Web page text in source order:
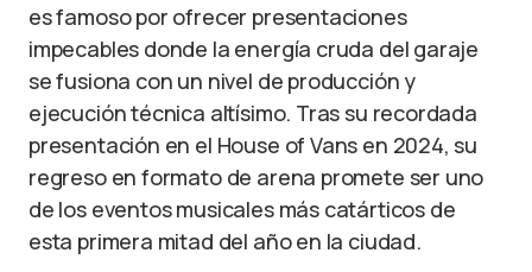
es famoso por ofrecer presentaciones
impecables donde la energía cruda del garaje
se fusiona con un nivel de producción y
ejecución técnica altísimo. Tras su recordada
presentación en el House of Vans en 2024, su
regreso en formato de arena promete ser uno
de los eventos musicales más catárticos de
esta primera mitad del año en la ciudad.